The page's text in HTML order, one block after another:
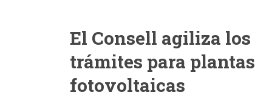
El Consell agiliza los
trámites para plantas
fotovoltaicas